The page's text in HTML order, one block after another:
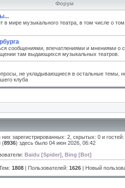
Форум
в мире музыкального театра, в том числе о
сообщениями, впечатлениями и мнениями о
там выдающихся музыкальных театров.
не укладывающиеся в остальные темы,
клуба
них зарегистрированных: 2, скрытых: 0 и
(8936) здесь было 04 июн 2026, 06:42
Baidu [Spider] Bing [Bot]
1808 | Пользователей: 1626 | Новый